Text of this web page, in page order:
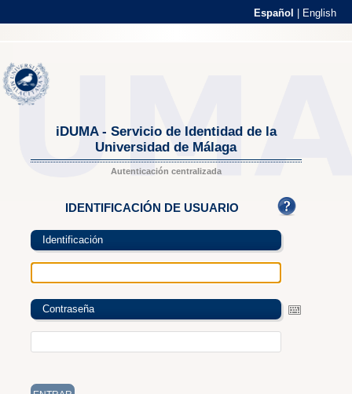
Español English
iDUMA - Servicio de Identidad de la
Universidad de Málaga
Autenticación centralizada
IDENTIFICACIÓN DE USUARIO
Identificación
Contraseña